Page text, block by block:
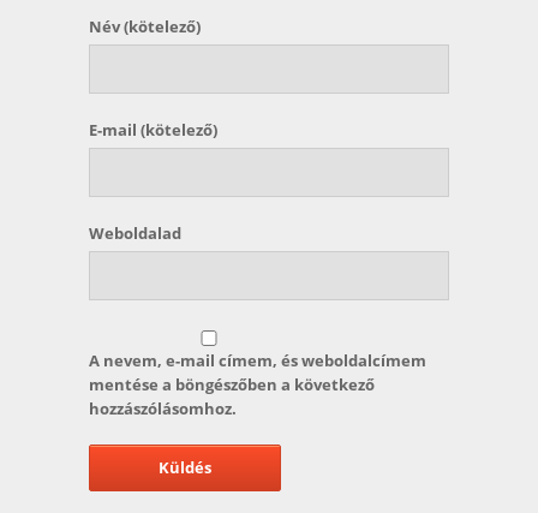
Név(kötelező)
E-mail (kötelező)
Weboldalad
A nevem, e-mail címem, és weboldalcímem
mentése a böngészőben a következő
hozzászólásomhoz.